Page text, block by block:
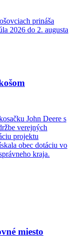
prináša
2026 do 2. augusta
John Deere s
verejných
projektu
obec dotáciu vo
kraja.
miesto